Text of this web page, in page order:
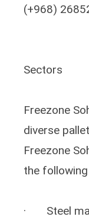
(+968)
Sectors
Freezone
diverse
Freezone
the
· Steel